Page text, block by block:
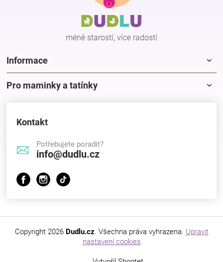
méně starostí, více radostí
Informace
Pro maminky a tatínky
Kontakt
Potřebujete poradit?
info@dudlu.cz
Copyright 2026 Dudlu.cz. Všechna práva vyhrazena. Upravit
nastavení cookies